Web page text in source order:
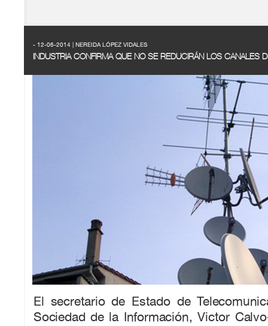
- 12-06-2014 | NEREIDA LÓPEZ VIDALES
INDUSTRIA CONFIRMA QUE NO SE REDUCIRÁN LOS CANALES
El secretario de Estado de
Sociedad de la Información, Victor